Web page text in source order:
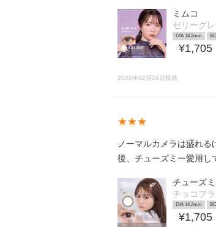
ミムコ
ゼリーグ
DIA 14.2mm
¥1,705
2022年02月24日投稿
★★★
ノーマルカメラは盛れ
後、チューズミー愛用し
チューズ
チョコブ
DIA 14.2mm
¥1,705